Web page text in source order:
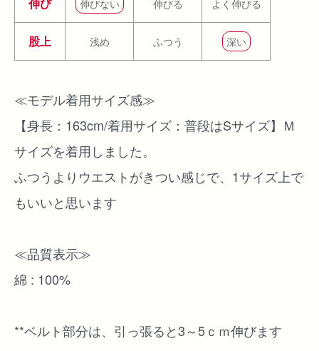
伸びない 伸びる よく伸びる
股上 浅め ふつう 深い
≪モデル着用サイズ感≫
【身長：163cm/着用サイズ：普段はSサイズ】Ｍ
サイズを着用しました。
ふつうよりウエストがきつい感じで、1サイズ上で
もいいと思います
≪品質表示≫
綿 : 100%
**ベルト部分は、引っ張ると3～5ｃｍ伸びます